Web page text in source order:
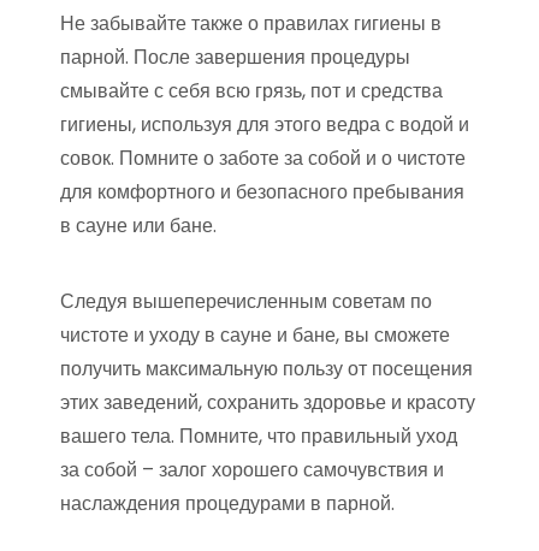
Не забывайте также о правилах гигиены в
парной. После завершения процедуры
смывайте с себя всю грязь, пот и средства
гигиены, используя для этого ведра с водой и
совок. Помните о заботе за собой и о чистоте
для комфортного и безопасного пребывания
в сауне или бане.
Следуя вышеперечисленным советам по
чистоте и уходу в сауне и бане, вы сможете
получить максимальную пользу от посещения
этих заведений, сохранить здоровье и красоту
вашего тела. Помните, что правильный уход
за собой – залог хорошего самочувствия и
наслаждения процедурами в парной.